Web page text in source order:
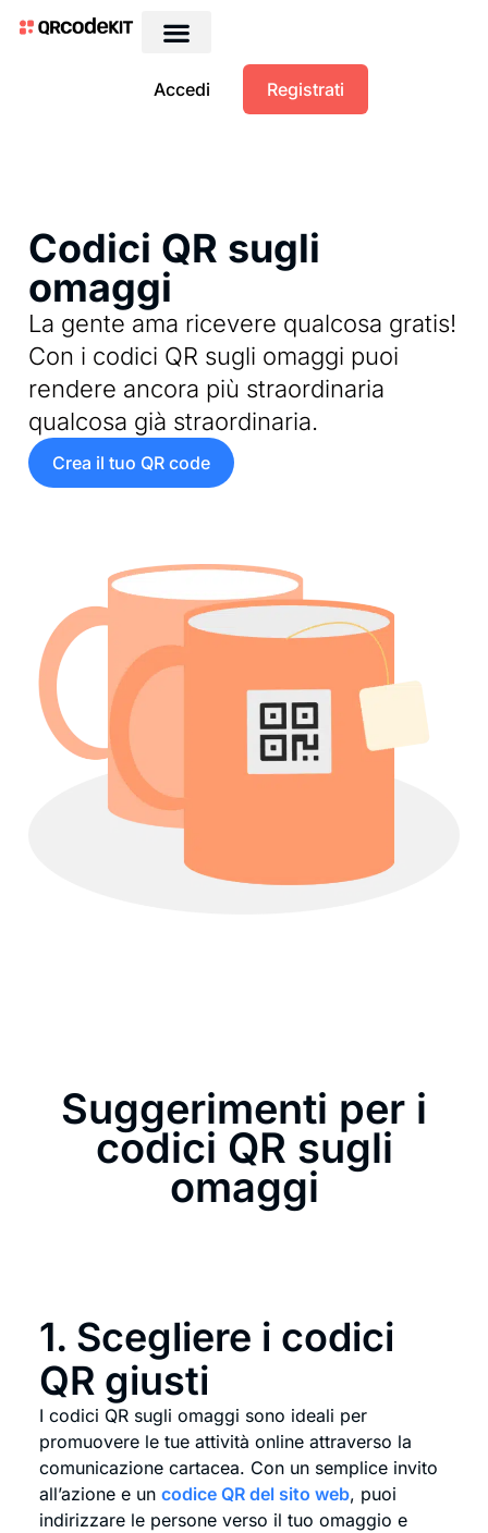
Accedi Registrati
Codici QR sugli
omaggi
La gente ama ricevere qualcosa gratis!
Con i codici QR sugli omaggi puoi
rendere ancora più straordinaria
qualcosa già straordinaria.
Crea il tuo QR code
Suggerimenti per i
codici QR sugli
omaggi
1. Scegliere i codici
QR giusti
I codici QR sugli omaggi sono ideali per
promuovere le tue attività online attraverso la
comunicazione cartacea. Con un semplice invito
all’azione e un codice QR del sito web, puoi
indirizzare le persone verso il tuo omaggio e